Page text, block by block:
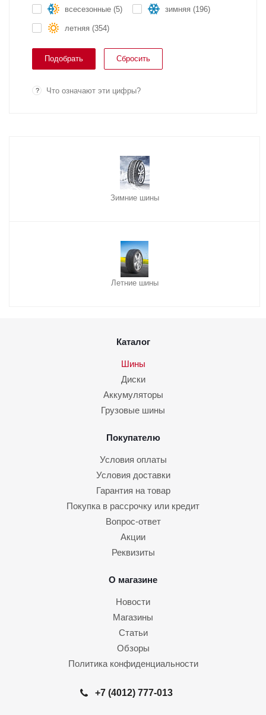
всесезонные (5) зимняя (196)
летняя (354)
Сбросить
? Что означают эти цифры?
Зимние шины
Летние шины
Каталог
Шины
Диски
Аккумуляторы
Грузовые шины
Покупателю
Условия оплаты
Условия доставки
Гарантия на товар
Покупка в рассрочку или кредит
Вопрос-ответ
Акции
Реквизиты
О магазине
Новости
Магазины
Статьи
Обзоры
Политика конфиденциальности
+7 (4012) 777-013